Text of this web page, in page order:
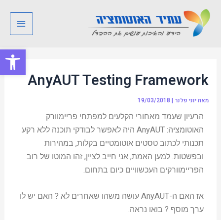
פתח
דילוג
לתוכן
Main
AnyAUT Testing Framework
מאתיוני פלנר|
19/03/2018
הרעיון שעמד מאחורי הקלעים למפתחי פריימוורק
האוטומציה: AnyAUT היה לאפשר לבודקי תוכנה ללא רקע
תכנותי לכתוב טסטים אוטומטיים בקלות, במהירות
ובפשטות. למען האמת, אני חייב לציין, זהו המוטו של רוב
הפריימוורקים העכשוויים כיום בתחום.
אז האם ה-AnyAUT עושה משהו שאחרים לא ? האם יש לו
ערך מוסף ? בואו נראה.
Post
navigation